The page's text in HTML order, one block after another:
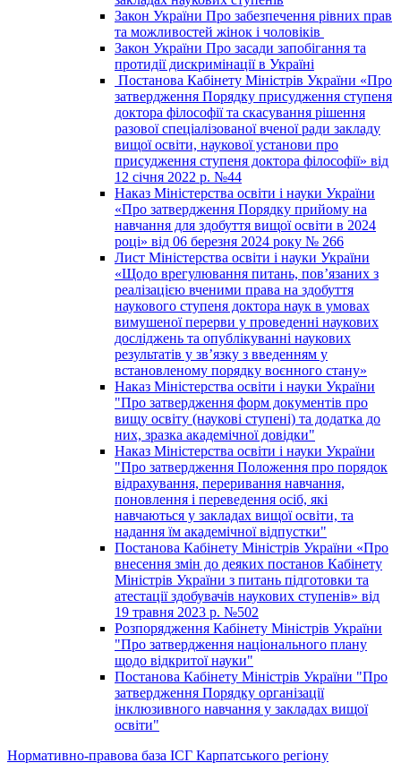
Закон України Про забезпечення рівних прав
та можливостей жінок і чоловіків
Закон України Про засади запобігання та
протидії дискримінації в Україні
Постанова Кабінету Міністрів України «Про
затвердження Порядку присудження ступеня
доктора філософії та скасування рішення
разової спеціалізованої вченої ради закладу
вищої освіти, наукової установи про
присудження ступеня доктора філософії» від
12 січня 2022 р. №44
Наказ Міністерства освіти і науки України
«Про затвердження Порядку прийому на
навчання для здобуття вищої освіти в 2024
році» від 06 березня 2024 року № 266
Лист Міністерства освіти і науки України
«Щодо врегулювання питань, пов’язаних з
реалізацією вченими права на здобуття
наукового ступеня доктора наук в умовах
вимушеної перерви у проведенні наукових
досліджень та опублікуванні наукових
результатів у зв’язку з введенням у
встановленому порядку воєнного стану»
Наказ Міністерства освіти і науки України
"Про затвердження форм документів про
вищу освіту (наукові ступені) та додатка до
них, зразка академічної довідки"
Наказ Міністерства освіти і науки України
"Про затвердження Положення про порядок
відрахування, переривання навчання,
поновлення і переведення осіб, які
навчаються у закладах вищої освіти, та
надання їм академічної відпустки"
Постанова Кабінету Міністрів України «Про
внесення змін до деяких постанов Кабінету
Міністрів України з питань підготовки та
атестації здобувачів наукових ступенів» від
19 травня 2023 р. №502
Розпорядження Кабінету Міністрів України
"Про затвердження національного плану
щодо відкритої науки"
Постанова Кабінету Міністрів України "Про
затвердження Порядку організації
інклюзивного навчання у закладах вищої
освіти"
Нормативно-правова база ІСГ Карпатського регіону